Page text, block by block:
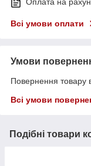
Оплата на
Всі умови оплати
Умови
Повернення товару
Всі умови
Подібні товари